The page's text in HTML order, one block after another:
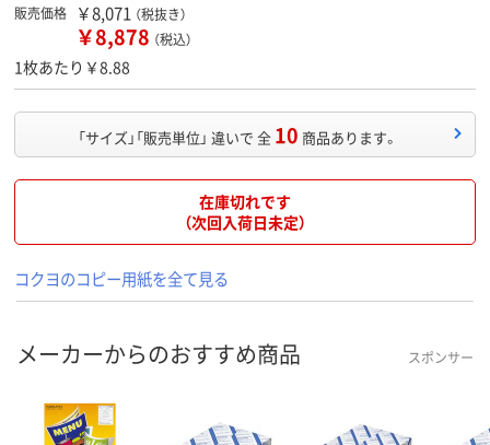
販売価格 ￥8,071 （税抜き）
￥8,878 （税込）
1枚あたり￥8.88
「サイズ」「販売単位」 違いで 全 10 商品あります。
在庫切れです
（次回入荷日未定）
コクヨのコピー用紙を全て見る
メーカーからのおすすめ商品 スポンサー